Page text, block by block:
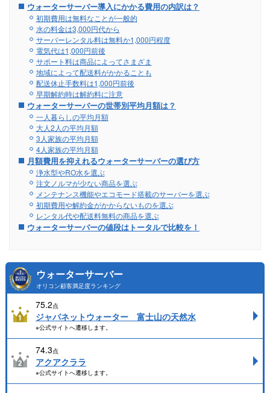
ウォーターサーバー導入にかかる費用の内訳は？
初期費用は無料なことが一般的
水の料金は3,000円代から
サーバーレンタル料は無料か1,000円程度
電気代は1,000円前後
サポート料は商品によってさまざま
地域によって配送料がかかることも
配送休止手数料は1,000円前後
早期解約時は解約料に注意
ウォーターサーバーの世帯別平均月額は？
一人暮らしの平均月額
大人2人の平均月額
3人家族の平均月額
4人家族の平均月額
月額費用を抑えれるウォーターサーバーの選び方
浄水型やRO水を選ぶ
注文ノルマが少ない商品を選ぶ
メンテナンス機能やエコモード搭載のサーバーを選ぶ
初期費用や解約金がかからないものを選ぶ
レンタル代や配送料無料の商品を選ぶ
ウォーターサーバーの値段はトータルで比較を！
ウォーターサーバー
オリコン顧客満足度ランキング
75.2点
ジャパネットウォーター 富士山の天然水
※公式サイトへ遷移します。
74.3点
アクアクララ
※公式サイトへ遷移します。